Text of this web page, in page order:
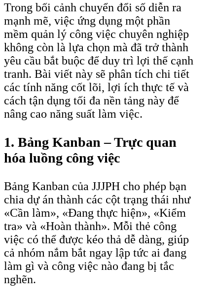
Trong bối cảnh chuyển đổi số diễn ra
mạnh mẽ, việc ứng dụng một phần
mềm quản lý công việc chuyên nghiệp
không còn là lựa chọn mà đã trở thành
yêu cầu bắt buộc để duy trì lợi thế cạnh
tranh. Bài viết này sẽ phân tích chi tiết
các tính năng cốt lõi, lợi ích thực tế và
cách tận dụng tối đa nền tảng này để
nâng cao năng suất làm việc.
1. Bảng Kanban – Trực quan
hóa luồng công việc
Bảng Kanban của JJJPH cho phép bạn
chia dự án thành các cột trạng thái như
«Cần làm», «Đang thực hiện», «Kiểm
tra» và «Hoàn thành». Mỗi thẻ công
việc có thể được kéo thả dễ dàng, giúp
cả nhóm nắm bắt ngay lập tức ai đang
làm gì và công việc nào đang bị tắc
nghẽn.